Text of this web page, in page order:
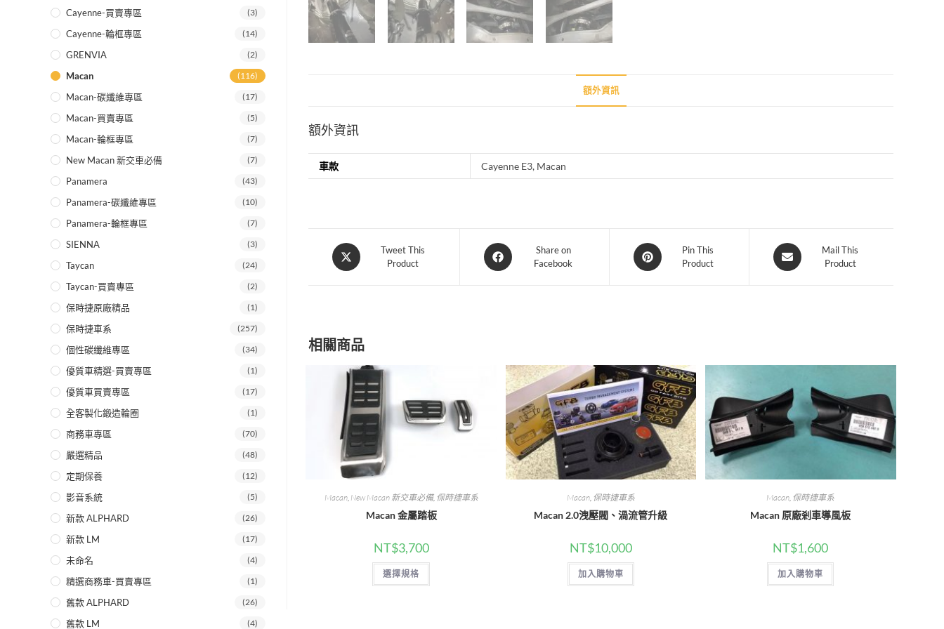
額外資訊
額外資訊
車款 Cayenne E3, Macan
Opens
in
Tweet This
Product
Opens
in
Share on
Facebook
Opens
in
Pin This
Product
Opens
in
Mail This
Product
相關商品
Macan, New Macan 新交車必備, 保時捷車系
Macan 金屬踏板
NT$3,700
選擇規格
品
Macan, 保時捷車系
Macan 2.0洩壓閥、渦流管升級
NT$10,000
加入購物車
Macan, 保時捷車系
Macan 原廠剎車導風板
NT$1,600
加入購物車
Cayenne-買賣專區 (3)
Cayenne-輪框專區 (14)
GRENVIA (2)
Macan (116)
Macan-碳纖維專區 (17)
Macan-買賣專區 (5)
Macan-輪框專區 (7)
New Macan 新交車必備 (7)
Panamera (43)
Panamera-碳纖維專區 (10)
Panamera-輪框專區 (7)
SIENNA (3)
Taycan (24)
Taycan-買賣專區 (2)
保時捷原廠精品 (1)
保時捷車系 (257)
個性碳纖維專區 (34)
優質車精選-買賣專區 (1)
優質車買賣專區 (17)
全客製化鍛造輪圈 (1)
商務車專區 (70)
嚴選精品 (48)
定期保養 (12)
影音系統 (5)
新款 ALPHARD (26)
新款 LM (17)
未命名 (4)
精選商務車-買賣專區 (1)
舊款 ALPHARD (26)
舊款 LM (4)